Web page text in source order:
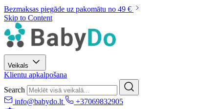
Bezmaksas piegāde uz pakomātu no 49 €
Skip to Content
Veikals
Klientu apkalpošana
Search
info@babydo.lt
+37069832905